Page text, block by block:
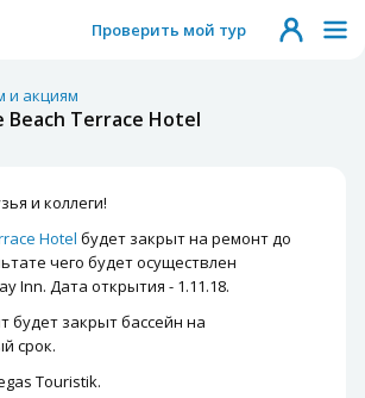
Проверить мой тур
и акциям
Beach Terrace Hotel
и коллеги!
Hotel будет закрыт на ремонт до
чего будет осуществлен
Inn. Дата открытия - 1.11.18.
будет закрыт бассейн на
срок.
Touristik.